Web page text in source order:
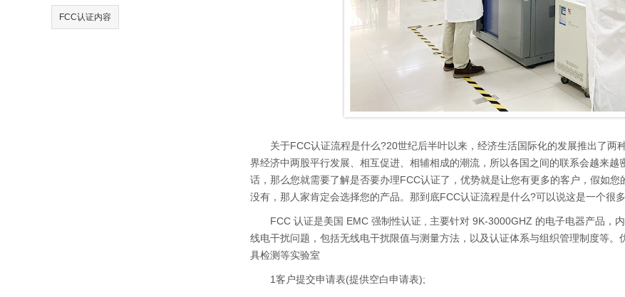
FCC认证内容
关于FCC认证流程是什么?20世纪后半叶以来，经济生活国际化的发展推出了两
界经济中两股平行发展、相互促进、相辅相成的潮流，所以各国之间的联系会越来
话，那么您就需要了解是否要办理FCC认证了，优势就是让您有更多的客户，假如
没有，那人家肯定会选择您的产品。那到底FCC认证流程是什么?可以说这是一个很
FCC 认证是美国 EMC 强制性认证 , 主要针对 9K-3000GHZ 的电子电器产品，
线电干扰问题，包括无线电干扰限值与测量方法，以及认证体系与组织管理制度等
具检测等实验室
1客户提交申请表(提供空白申请表);